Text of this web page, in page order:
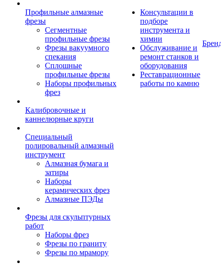
Профильные алмазные
фрезы
Сегментные
профильные фрезы
Фрезы вакуумного
спекания
Сплошные
профильные фрезы
Наборы профильных
фрез
Калибровочные и
каннелюрные круги
Специальный
полировальный алмазный
инструмент
Алмазная бумага и
затиры
Наборы
керамических фрез
Алмазные ПЭДы
Фрезы для скульптурных
работ
Наборы фрез
Фрезы по граниту
Фрезы по мрамору
Консультации в
подборе
инструмента и
химии
Обслуживание и
ремонт станков и
оборудования
Реставрационные
работы по камню